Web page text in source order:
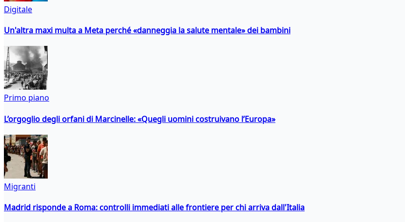
Digitale
Un'altra maxi multa a Meta perché «danneggia la salute mentale» dei bambini
Primo piano
L’orgoglio degli orfani di Marcinelle: «Quegli uomini costruivano l’Europa»
Migranti
Madrid risponde a Roma: controlli immediati alle frontiere per chi arriva dall'Italia